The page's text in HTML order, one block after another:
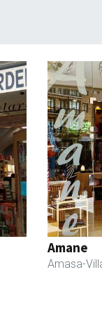
Amane
Amasa-